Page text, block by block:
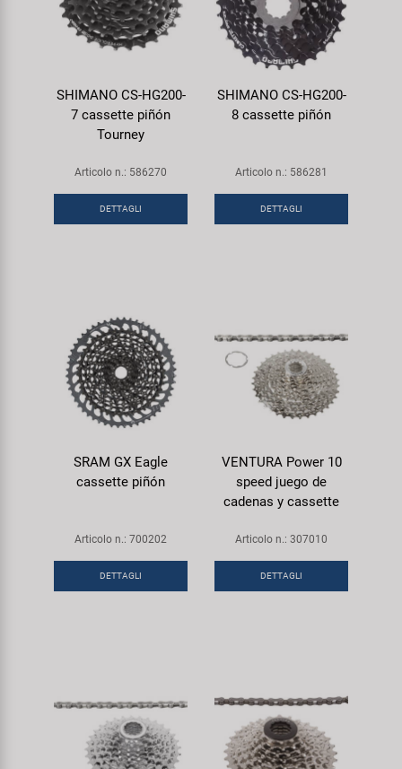
SHIMANO CS-HG200-
7 cassette piñón
Tourney
Articolo n.: 586270
DETTAGLI
SHIMANO CS-HG200-
8 cassette piñón
Articolo n.: 586281
DETTAGLI
SRAM GX Eagle
cassette piñón
Articolo n.: 700202
DETTAGLI
VENTURA Power 10
speed juego de
cadenas y cassette
Articolo n.: 307010
DETTAGLI